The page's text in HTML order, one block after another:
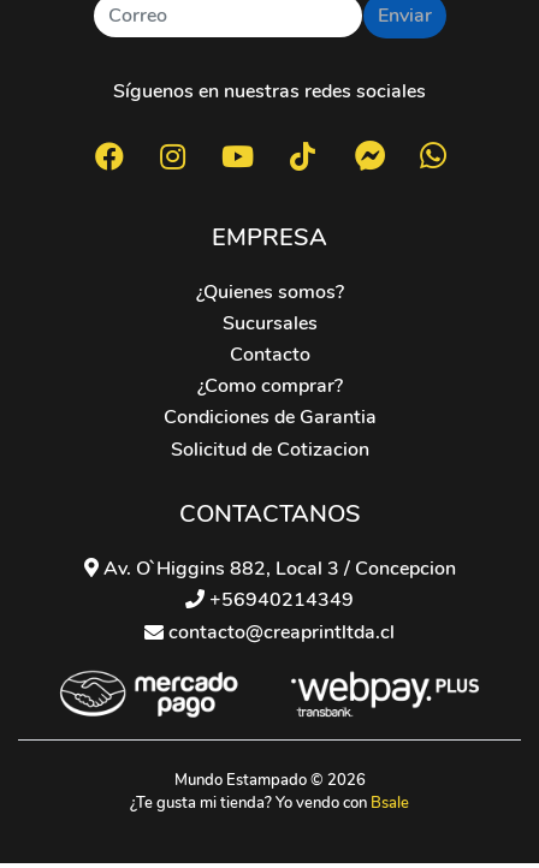
Enviar
Síguenos en nuestras redes sociales
EMPRESA
¿Quienes somos?
Sucursales
Contacto
¿Como comprar?
Condiciones de Garantia
Solicitud de Cotizacion
CONTACTANOS
Av. O`Higgins 882, Local 3 / Concepcion
+56940214349
contacto@creaprintltda.cl
Mundo Estampado © 2026
¿Te gusta mi tienda? Yo vendo con Bsale